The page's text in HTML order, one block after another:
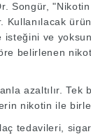
Songür,
Kullanılacak
ve
belirlenen
azaltılır. Tek
nikotin ile
tedavileri,